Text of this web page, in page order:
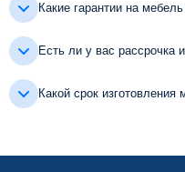
Какие гарантии на
Есть ли у вас рассрочка
Какой срок изготовления